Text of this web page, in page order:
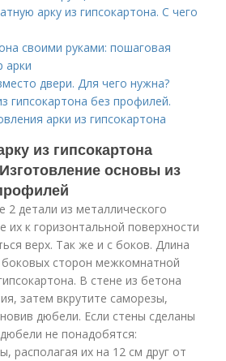
арку из гипсокартона. С чего
своими руками: пошаговая
арки
двери. Для чего нужна?
гипсокартона без профилей.
арки из гипсокартона
из гипсокартона
основы из
детали из металлического
их к горизонтальной поверхности
верх. Так же и с боков. Длина
сторон межкомнатной
В стене из бетона
затем вкрутите саморезы,
дюбели. Если стены сделаны
не понадобятся:
располагая их на 12 см друг от